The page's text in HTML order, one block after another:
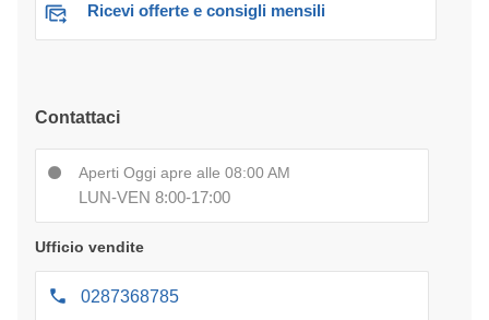
Ricevi offerte e consigli mensili
Contattaci
Aperti Oggi apre alle 08:00 AM
LUN-VEN 8:00-17:00
Ufficio vendite
0287368785